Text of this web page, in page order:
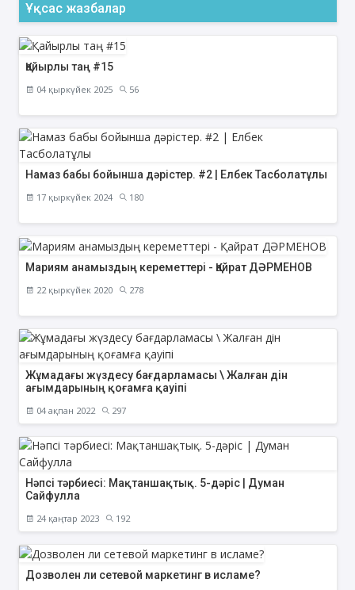
Ұқсас жазбалар
Қайырлы таң #15
04 қыркүйек 2025 56
Намаз бабы бойынша дәрістер. #2 | Елбек Тасболатұлы
17 қыркүйек 2024 180
Мариям анамыздың кереметтері - Қайрат ДӘРМЕНОВ
22 қыркүйек 2020 278
Жұмадағы жүздесу бағдарламасы \ Жалған дін
ағымдарының қоғамға қауіпі
04 ақпан 2022 297
Нәпсі тәрбиесі: Мақтаншақтық. 5-дәріс | Думан
Сайфулла
24 қаңтар 2023 192
Дозволен ли сетевой маркетинг в исламе?